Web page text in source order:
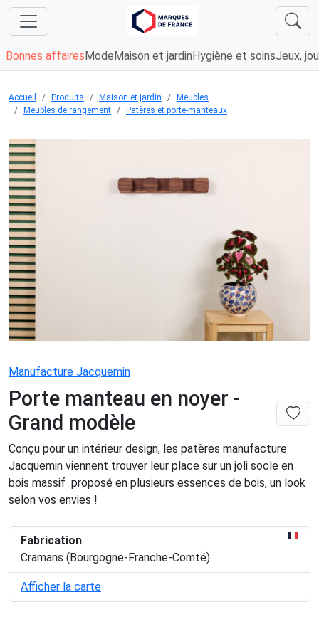
Bonnes affaires Mode Maison et jardin Hygiène et soinsJeux,
Accueil Produits Maison et jardin
Meubles
Meubles de rangement
Patères et porte-manteaux
Manufacture Jacquemin
Porte manteau en noyer -
Grand modèle
Conçu pour un intérieur design, les patères manufacture
Jacquemin viennent trouver leur place sur un joli socle en
bois massif proposé en plusieurs essences de bois, un look
selon vos envies !
Fabrication
Cramans (Bourgogne-Franche-Comté)
Afficher la carte